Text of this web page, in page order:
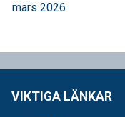
mars 2026
VIKTIGA LÄNKAR